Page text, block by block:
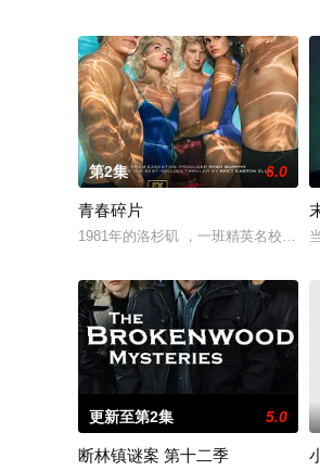
第2集 6.0
青春碎片
1981年的洛杉矶 ，一班精英名校的高
更新至第2集 5.0
断林镇谜案 第十二季